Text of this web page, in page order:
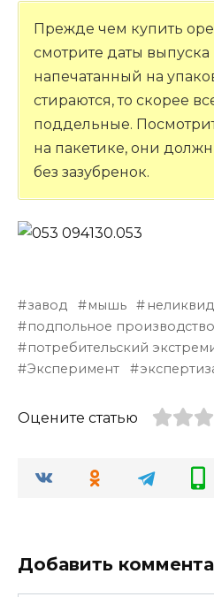
Прежде чем купить
смотрите даты
напечатанный на
стираются, то скорее
поддельные.
на пакетике, они
без зазубренок.
завод мышь неликвид
подпольное производство
потребительский
Эксперимент
Оцените статью
Добавить